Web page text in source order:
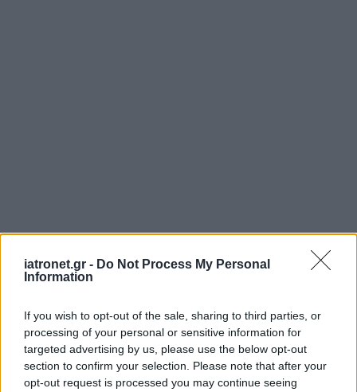
iatronet.gr - Do Not Process My Personal
Information
If you wish to opt-out of the sale, sharing to third parties, or
processing of your personal or sensitive information for
targeted advertising by us, please use the below opt-out
section to confirm your selection. Please note that after your
opt-out request is processed you may continue seeing